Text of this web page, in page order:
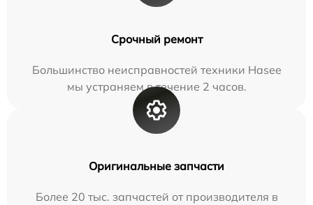
Срочный ремонт
Большинство неисправностей техники Hasee
мы устраняем в течение 2 часов.
Оригинальные запчасти
Более 20 тыс. запчастей от производителя в